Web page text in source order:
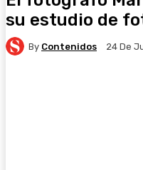
su estudio de
By Contenidos 24 De